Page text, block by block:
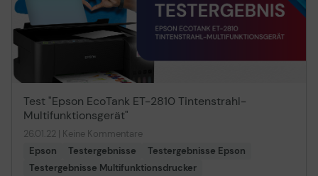
Technisches Produktdatenblatt
Vorvertragliche Informationen
gemäß der EU-
Datenverordnung
Vorvertragliche
Test "Epson EcoTank ET-2810 Tintenstrahl-
Multifunktionsgerät"
26.01.22 | Keine Kommentare
Epson
Testergebnisse
Testergebnisse Epson
Testergebnisse Multifunktionsdrucker